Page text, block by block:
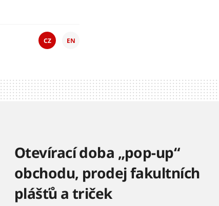
CZ EN
Otevírací doba „pop-up“
obchodu, prodej fakultních
plášťů a triček